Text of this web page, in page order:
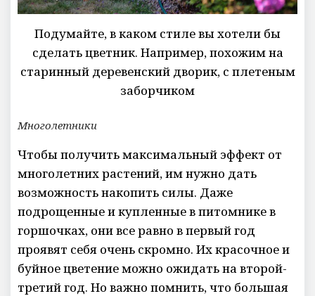
Подумайте, в каком стиле вы хотели бы
сделать цветник. Например, похожим на
старинный деревенский дворик, с плетеным
заборчиком
Многолетники
Чтобы получить максимальный эффект от
многолетних растений, им нужно дать
возможность накопить силы. Даже
подрощенные и купленные в питомнике в
горшочках, они все равно в первый год
проявят себя очень скромно. Их красочное и
буйное цветение можно ожидать на второй-
третий год. Но важно помнить, что большая